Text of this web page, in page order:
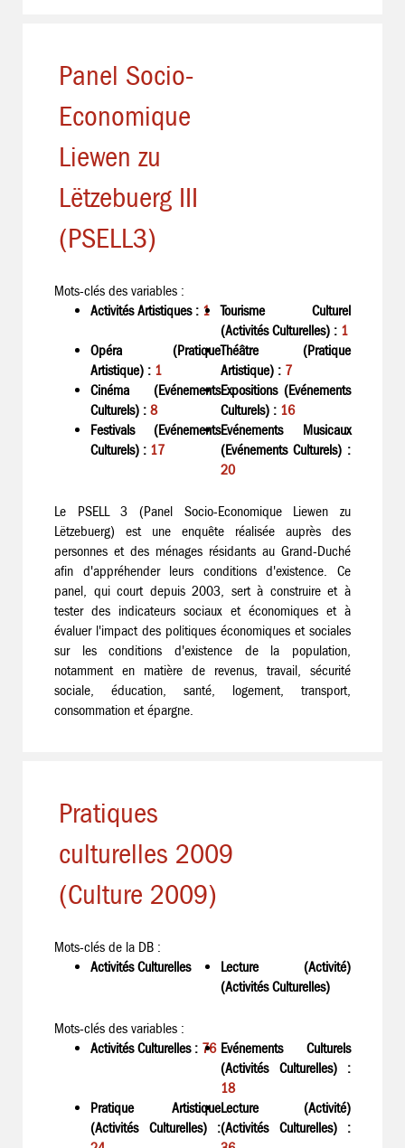
Panel Socio-
Economique
Liewen zu
Lëtzebuerg III
(PSELL3)
Mots-clés des variables :
Activités Artistiques : 1
Tourisme Culturel
(Activités Culturelles) : 1
Opéra (Pratique
Artistique) : 1
Théâtre (Pratique
Artistique) : 7
Cinéma (Evénements
Culturels) : 8
Expositions (Evénements
Culturels) : 16
Festivals (Evénements
Culturels) : 17
Evénements Musicaux
(Evénements Culturels) :
20
Le PSELL 3 (Panel Socio-Economique Liewen zu
Lëtzebuerg) est une enquête réalisée auprès des
personnes et des ménages résidants au Grand-Duché
afin d'appréhender leurs conditions d'existence. Ce
panel, qui court depuis 2003, sert à construire et à
tester des indicateurs sociaux et économiques et à
évaluer l'impact des politiques économiques et sociales
sur les conditions d'existence de la population,
notamment en matière de revenus, travail, sécurité
sociale, éducation, santé, logement, transport,
consommation et épargne.
Pratiques
culturelles 2009
(Culture 2009)
Mots-clés de la DB :
Activités Culturelles
Lecture (Activité)
(Activités Culturelles)
Mots-clés des variables :
Activités Culturelles : 76 Evénements Culturels
(Activités Culturelles) :
18
Pratique Artistique
(Activités Culturelles) :
Lecture (Activité)
(Activités Culturelles) :